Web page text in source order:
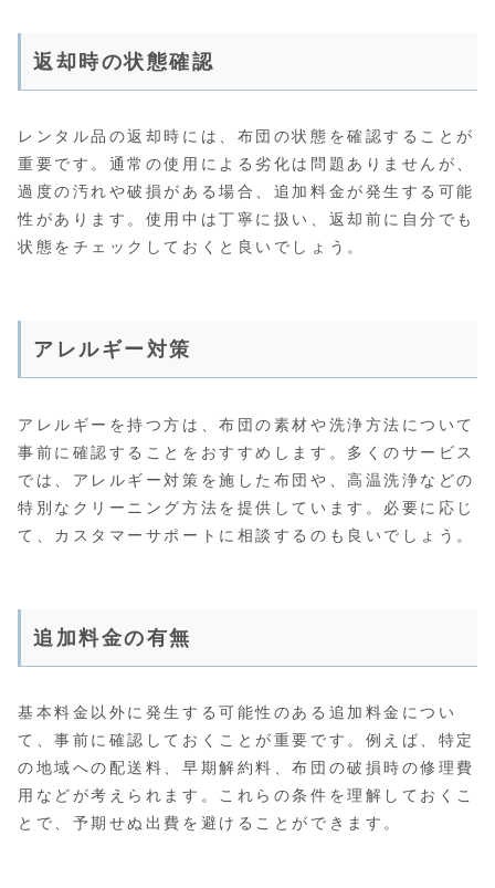
返却時の状態確認
レンタル品の返却時には、布団の状態を確認することが
重要です。通常の使用による劣化は問題ありませんが、
過度の汚れや破損がある場合、追加料金が発生する可能
性があります。使用中は丁寧に扱い、返却前に自分でも
状態をチェックしておくと良いでしょう。
アレルギー対策
アレルギーを持つ方は、布団の素材や洗浄方法について
事前に確認することをおすすめします。多くのサービス
では、アレルギー対策を施した布団や、高温洗浄などの
特別なクリーニング方法を提供しています。必要に応じ
て、カスタマーサポートに相談するのも良いでしょう。
追加料金の有無
基本料金以外に発生する可能性のある追加料金につい
て、事前に確認しておくことが重要です。例えば、特定
の地域への配送料、早期解約料、布団の破損時の修理費
用などが考えられます。これらの条件を理解しておくこ
とで、予期せぬ出費を避けることができます。